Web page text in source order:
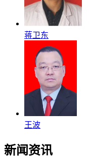
蒋卫东
王波
新闻资讯